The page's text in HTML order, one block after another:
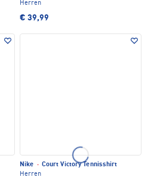
Herren
€ 39,99
Nike · Court Victory Tennisshirt
Herren